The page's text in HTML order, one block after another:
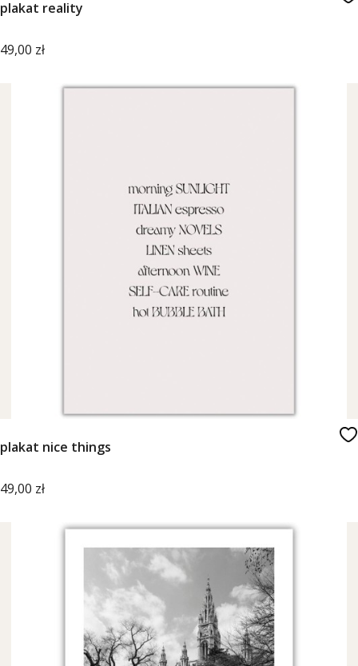
plakat reality
Cena
49,00 zł
plakat nice things
Cena
49,00 zł